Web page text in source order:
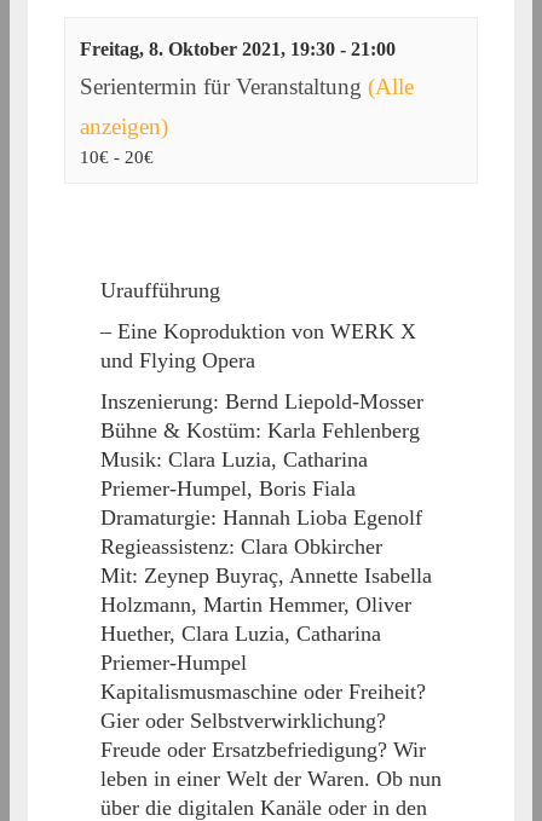
Freitag, 8. Oktober 2021, 19:30 - 21:00
Serientermin für Veranstaltung (Alle
anzeigen)
10€ - 20€
Uraufführung
– Eine Koproduktion von WERK X
und Flying Opera
Inszenierung: Bernd Liepold-Mosser
Bühne & Kostüm: Karla Fehlenberg
Musik: Clara Luzia, Catharina
Priemer-Humpel, Boris Fiala
Dramaturgie: Hannah Lioba Egenolf
Regieassistenz: Clara Obkircher
Mit: Zeynep Buyraç, Annette Isabella
Holzmann, Martin Hemmer, Oliver
Huether, Clara Luzia, Catharina
Priemer-Humpel
Kapitalismusmaschine oder Freiheit?
Gier oder Selbstverwirklichung?
Freude oder Ersatzbefriedigung? Wir
leben in einer Welt der Waren. Ob nun
über die digitalen Kanäle oder in den